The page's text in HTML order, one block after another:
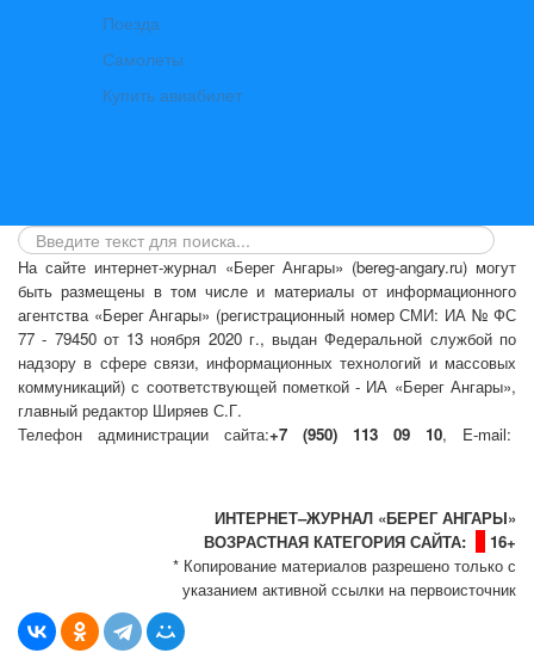
Поезда
Самолеты
Купить авиабилет
На сайте интернет-журнал «Берег Ангары» (bereg-angary.ru) могут
быть размещены в том числе и материалы от информационного
агентства «Берег Ангары» (регистрационный номер СМИ: ИА № ФС
77 - 79450 от 13 ноября 2020 г., выдан Федеральной службой по
надзору в сфере связи, информационных технологий и массовых
коммуникаций) с соответствующей пометкой - ИА «Берег Ангары»,
главный редактор Ширяев С.Г.
Телефон администрации сайта:+7 (950) 113 09 10, E-mail:
ИНТЕРНЕТ–ЖУРНАЛ «БЕРЕГ АНГАРЫ»
ВОЗРАСТНАЯ КАТЕГОРИЯ САЙТА:
16+
* Копирование материалов разрешено только с
указанием активной ссылки на первоисточник